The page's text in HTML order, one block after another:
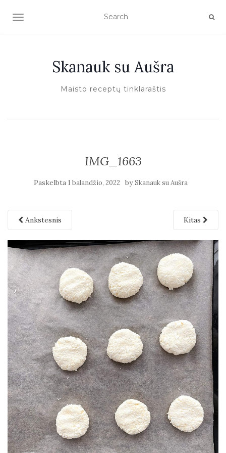
TOGGLE NAVIGATION
Skanauk su Aušra
Maisto receptų tinklaraštis
IMG_1663
Paskelbta 1 balandžio, 2022 bySkanauk su Aušra
Ankstesnis Kitas